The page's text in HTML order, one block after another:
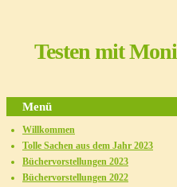
Testen mit Moni
Menü
Willkommen
Tolle Sachen aus dem Jahr 2023
Büchervorstellungen 2023
Büchervorstellungen 2022